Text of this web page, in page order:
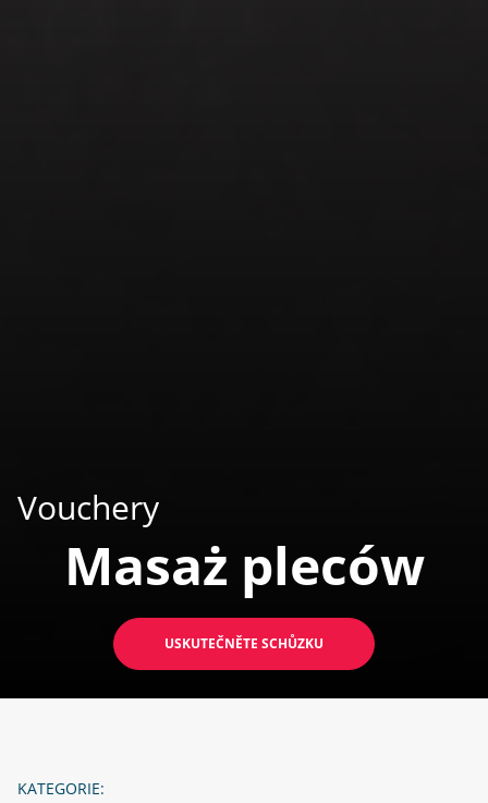
Vouchery
Masaż pleców
USKUTEČNĚTE SCHŮZKU
KATEGORIE: